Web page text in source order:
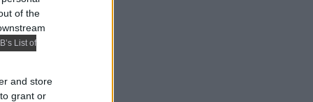
of the
List of
and store
grant or